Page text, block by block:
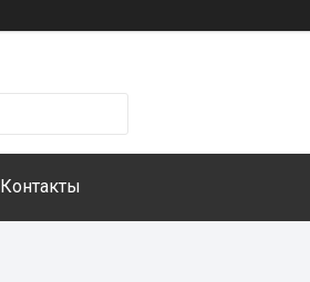
Контакты